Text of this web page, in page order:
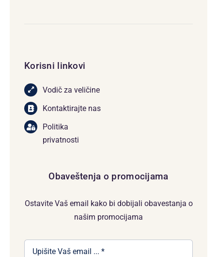
Korisni linkovi
Vodič za veličine
Kontaktirajte nas
Politika
privatnosti
Obaveštenja o promocijama
Ostavite Vaš email kako bi dobijali obavestanja o
našim promocijama